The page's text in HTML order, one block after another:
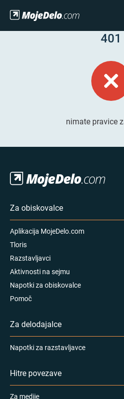
401
nimate pravice
Za obiskovalce
Aplikacija MojeDelo.com
Tloris
Razstavljavci
Aktivnosti na sejmu
Napotki za obiskovalce
Pomoč
Za delodajalce
Napotki za razstavljavce
Hitre povezave
Za medije